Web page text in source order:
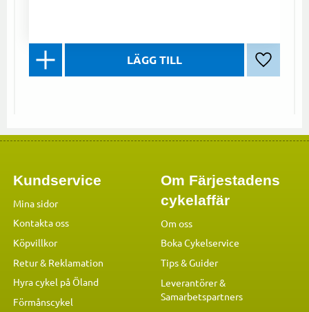
Lägg till
Kundservice
Mina sidor
Kontakta oss
Köpvillkor
Retur & Reklamation
Hyra cykel på Öland
Förmånscykel
Om Färjestadens
cykelaffär
Om oss
Boka Cykelservice
Tips & Guider
Leverantörer &
Samarbetspartners